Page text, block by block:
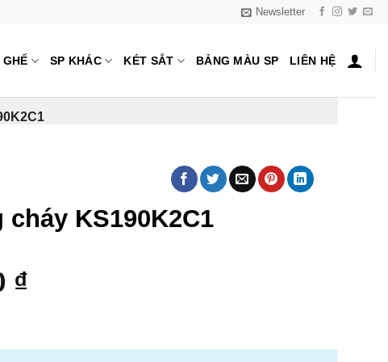
Newsletter
GHẾ SP KHÁC KÉT SẮT BẢNG MÀU SP LIÊN HỆ
cháy KS190K2C1
₫